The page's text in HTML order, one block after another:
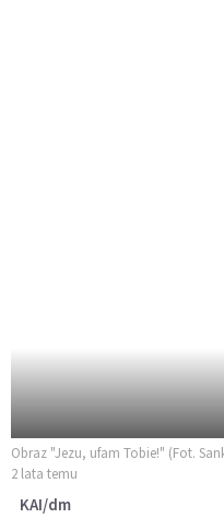
Obraz "Jezu, ufam Tobie!" (Fot.
2 lata temu
KAI/dm